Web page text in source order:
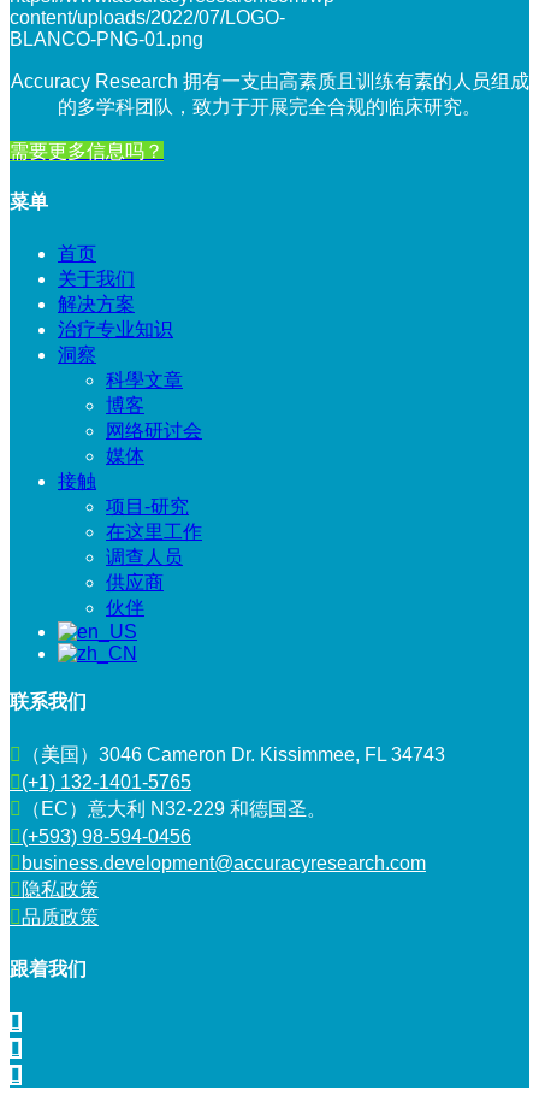
Accuracy Research 拥有一支由高素质且训练有素的人员组成
的多学科团队，致力于开展完全合规的临床研究。
需要更多信息吗？
菜单
首页
关于我们
解决方案
治疗专业知识
洞察
科學文章
博客
网络研讨会
媒体
接触
项目-研究
在这里工作
调查人员
供应商
伙伴
联系我们
（美国）3046 Cameron Dr. Kissimmee, FL 34743
(+1) 132-1401-5765
（EC）意大利 N32-229 和德国圣。
(+593) 98-594-0456
business.development@accuracyresearch.com
隐私政策
品质政策
跟着我们